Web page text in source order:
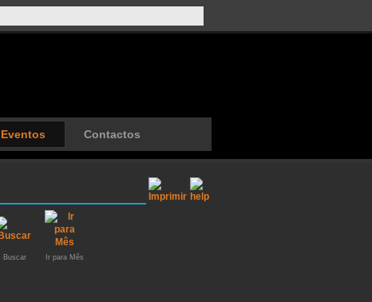
Eventos Contactos
Buscar Ir para Mês